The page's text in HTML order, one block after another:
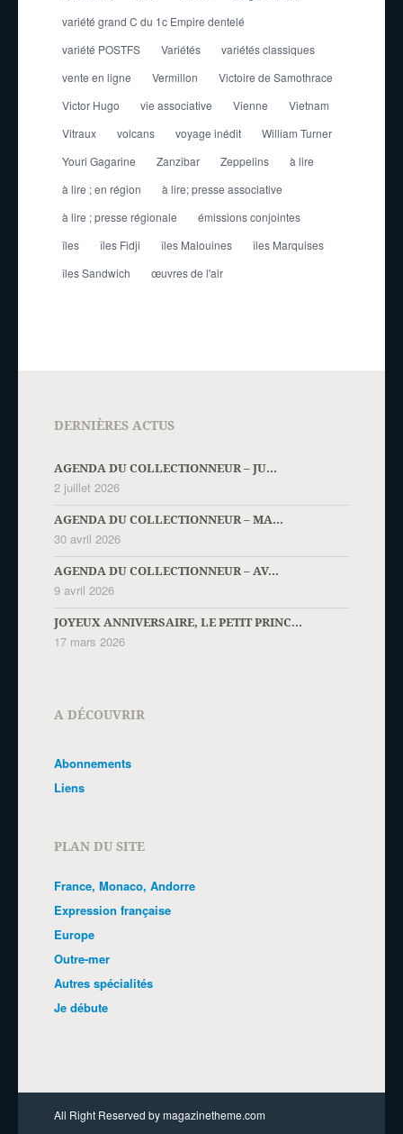
variété grand C du 1c Empire dentelé
variété POSTFS
Variétés
variétés classiques
vente en ligne
Vermillon
Victoire de Samothrace
Victor Hugo
vie associative Vienne
Vietnam
Vitraux
volcans voyage inédit
William Turner
Youri Gagarine
Zanzibar Zeppelins
à lire
à lire ; en région
à lire; presse associative
à lire ; presse régionale
émissions conjointes
îles
îles Fidji îles Malouines
îles Marquises
îles Sandwich
œuvres de l'air
DERNIÈRES ACTUS
AGENDA DU COLLECTIONNEUR – JU...
2 juillet 2026
AGENDA DU COLLECTIONNEUR – MA...
30 avril 2026
AGENDA DU COLLECTIONNEUR – AV...
9 avril 2026
JOYEUX ANNIVERSAIRE, LE PETIT PRINC...
17 mars 2026
A DÉCOUVRIR
Abonnements
Liens
PLAN DU SITE
France, Monaco, Andorre
Expression française
Europe
Outre-mer
Autres spécialités
Je débute
All Right Reserved by magazinetheme.com